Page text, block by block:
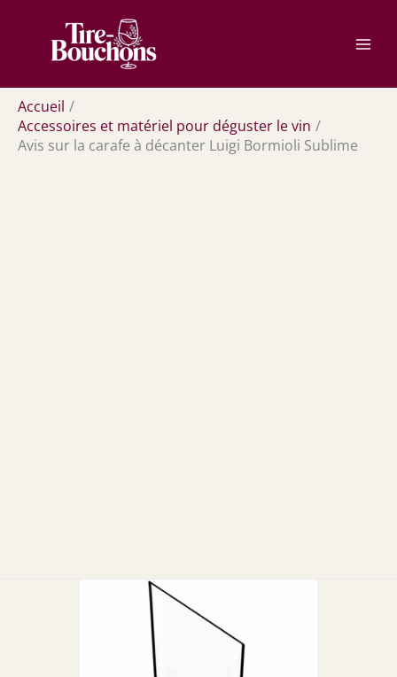
contenu
Accueil
Accessoires et matériel pour déguster le vin
Avis sur la carafe à décanter Luigi Bormioli Sublime